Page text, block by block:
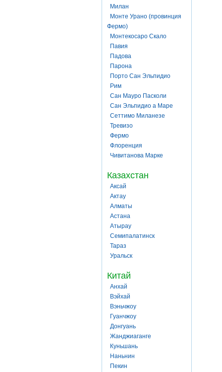
Милан
Монте Урано (провинция
Фермо)
Монтекосаро Скало
Павия
Падова
Парона
Порто Сан Эльпидио
Рим
Сан Мауро Пасколи
Сан Эльпидио а Маре
Сеттимо Миланезе
Тревизо
Фермо
Флоренция
Чивитанова Марке
Казахстан
Аксай
Актау
Алматы
Астана
Атырау
Семипалатинск
Тараз
Уральск
Китай
Анхай
Вэйхай
Вэньчжоу
Гуанчжоу
Донгуань
Жанджиаганге
Куньшань
Наньнин
Пекин